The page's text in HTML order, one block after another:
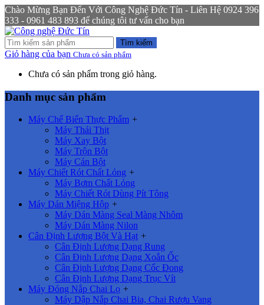
Chào Mừng Bạn Đến Với Công Nghệ Đức Tín - Liên Hệ 0924 396
333 - 0961 483 893 để chúng tôi tư vấn cho bạn
Tìm kiếm
Giỏ hàng của bạn Chưa có sản phẩm
Chưa có sản phẩm trong giỏ hàng.
Danh mục sản phẩm
Máy Chế Biến Thực Phẩm +
Máy Thái Thịt
Máy Xay Bột
Máy Trộn Bột
Máy Cán Bột
Máy Chiết Rót Chất Lỏng +
Máy Bơm Chất Lỏng
Máy Chiết Rót Dùng Pít Tông
Máy Dán Miệng Hộp +
Máy Dán Màng Seal Màng Nhôm
Máy Dán Màng Nilon
Cân Định Lượng Bột Và Hạt +
Cân Định Lượng Dạng Rung
Cân Định Lượng Dạng Xoắn Ốc
Cân Định Lượng Dạng Cốc Đong
Cân Định Lượng Dạng Trục Vít
Máy Đóng Nắp Chai Lọ +
Máy Dập Nắp Chai Bia, Chai Rượu Vang